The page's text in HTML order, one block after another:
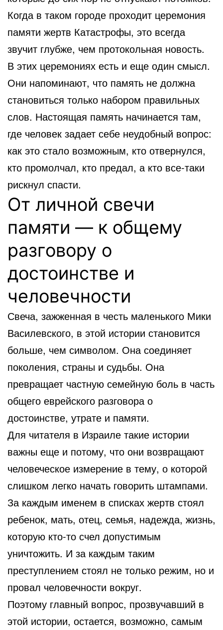
Когда в таком городе проходит церемония
памяти жертв Катастрофы, это всегда
звучит глубже, чем протокольная новость.
В этих церемониях есть и еще один смысл.
Они напоминают, что память не должна
становиться только набором правильных
слов. Настоящая память начинается там,
где человек задает себе неудобный вопрос:
как это стало возможным, кто отвернулся,
кто промолчал, кто предал, а кто все-таки
рискнул спасти.
От личной свечи
памяти — к общему
разговору о
достоинстве и
человечности
Свеча, зажженная в честь маленького Мики
Василевского, в этой истории становится
больше, чем символом. Она соединяет
поколения, страны и судьбы. Она
превращает частную семейную боль в часть
общего еврейского разговора о
достоинстве, утрате и памяти.
Для читателя в Израиле такие истории
важны еще и потому, что они возвращают
человеческое измерение в тему, о которой
слишком легко начать говорить штампами.
За каждым именем в списках жертв стоял
ребенок, мать, отец, семья, надежда, жизнь,
которую кто-то счел допустимым
уничтожить. И за каждым таким
преступлением стоял не только режим, но и
провал человечности вокруг.
Поэтому главный вопрос, прозвучавший в
этой истории, остается, возможно, самым